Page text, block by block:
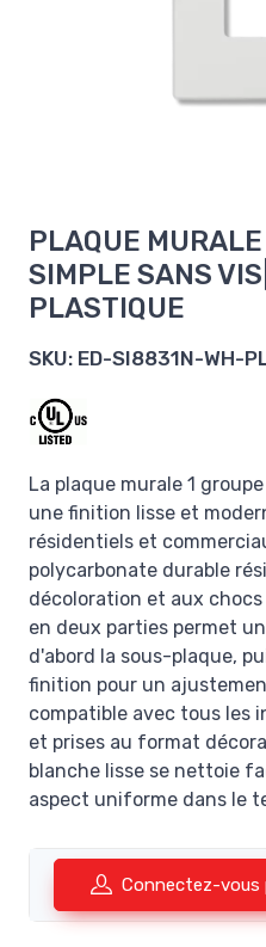
PLAQUE
SIMPLE SANS
PLASTIQUE
SKU: ED-SI8831N-WH-
La plaque murale 1
une finition lisse et
résidentiels et
polycarbonate durable
décoloration et aux
en deux parties permet
d'abord la sous-plaque,
finition pour un
compatible avec tous les
et prises au format
blanche lisse se nettoie
aspect uniforme dans le
Connectez-vous